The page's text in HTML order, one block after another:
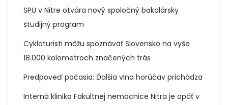
SPU v Nitre otvára nový spoločný bakalársky
študijný program
Cykloturisti môžu spoznávať Slovensko na vyše
18.000 kolometroch značených trás
Predpoveď počasia: Ďalšia vlna horúčav prichádza
Interná klinika Fakultnej nemocnice Nitra je opäť v